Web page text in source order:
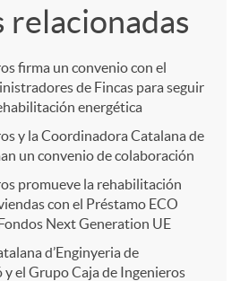
relacionadas
firma un convenio con el
de Fincas para seguir
energética
y la Coordinadora Catalana de
un convenio de colaboración
promueve la rehabilitación
con el Préstamo ECO
Next Generation UE
d’Enginyeria de
y el Grupo Caja de Ingenieros